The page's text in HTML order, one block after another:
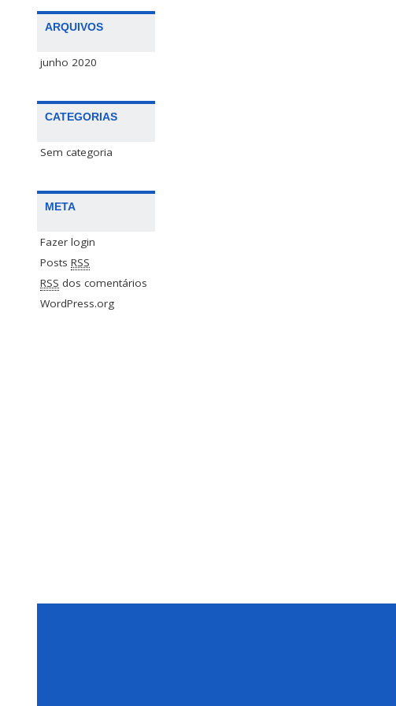
ARQUIVOS
junho 2020
CATEGORIAS
Sem categoria
META
Fazer login
Posts RSS
RSS dos comentários
WordPress.org